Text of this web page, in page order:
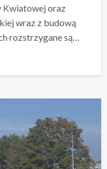
Kwiatowej oraz
wraz z budową
rozstrzygane są…